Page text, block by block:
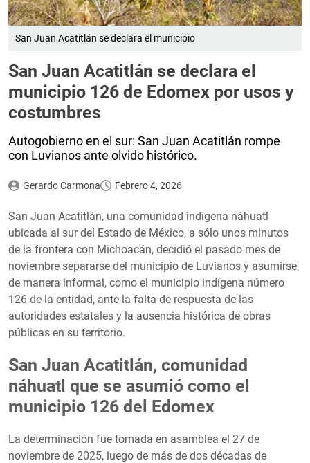
San Juan Acatitlán se declara el municipio
San Juan Acatitlán se declara el
municipio 126 de Edomex por usos y
costumbres
Autogobierno en el sur: San Juan Acatitlán rompe
con Luvianos ante olvido histórico.
Gerardo Carmona Febrero 4, 2026
San Juan Acatitlán, una comunidad indígena náhuatl
ubicada al sur del Estado de México, a sólo unos minutos
de la frontera con Michoacán, decidió el pasado mes de
noviembre separarse del municipio de Luvianos y asumirse,
de manera informal, como el municipio indígena número
126 de la entidad, ante la falta de respuesta de las
autoridades estatales y la ausencia histórica de obras
públicas en su territorio.
San Juan Acatitlán, comunidad
náhuatl que se asumió como el
municipio 126 del Edomex
La determinación fue tomada en asamblea el 27 de
noviembre de 2025, luego de más de dos décadas de